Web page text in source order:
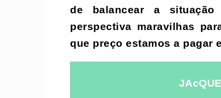
de balancear a
perspectiva maravilhas
que preço estamos a pagar